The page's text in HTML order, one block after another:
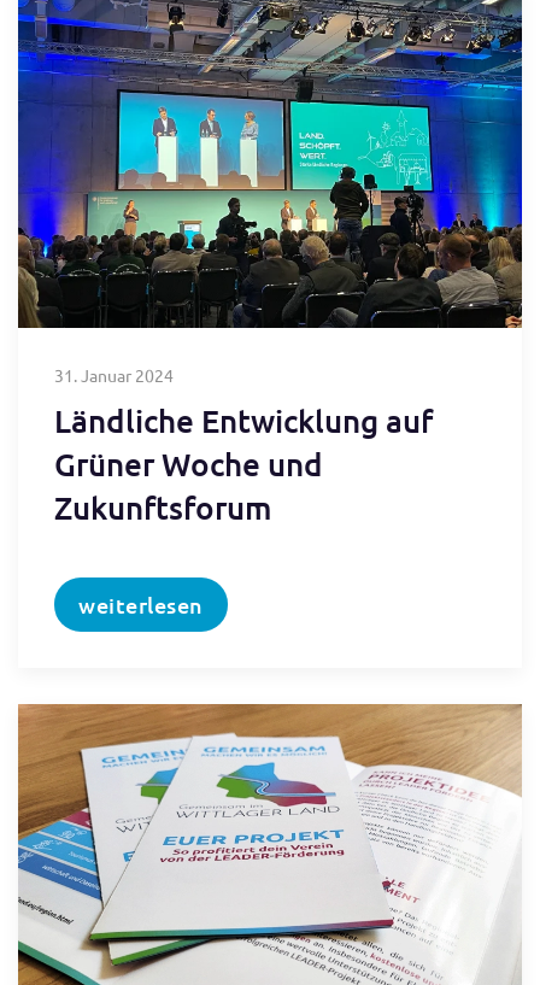
31. Januar 2024
Ländliche Entwicklung auf
Grüner Woche und
Zukunftsforum
weiterlesen